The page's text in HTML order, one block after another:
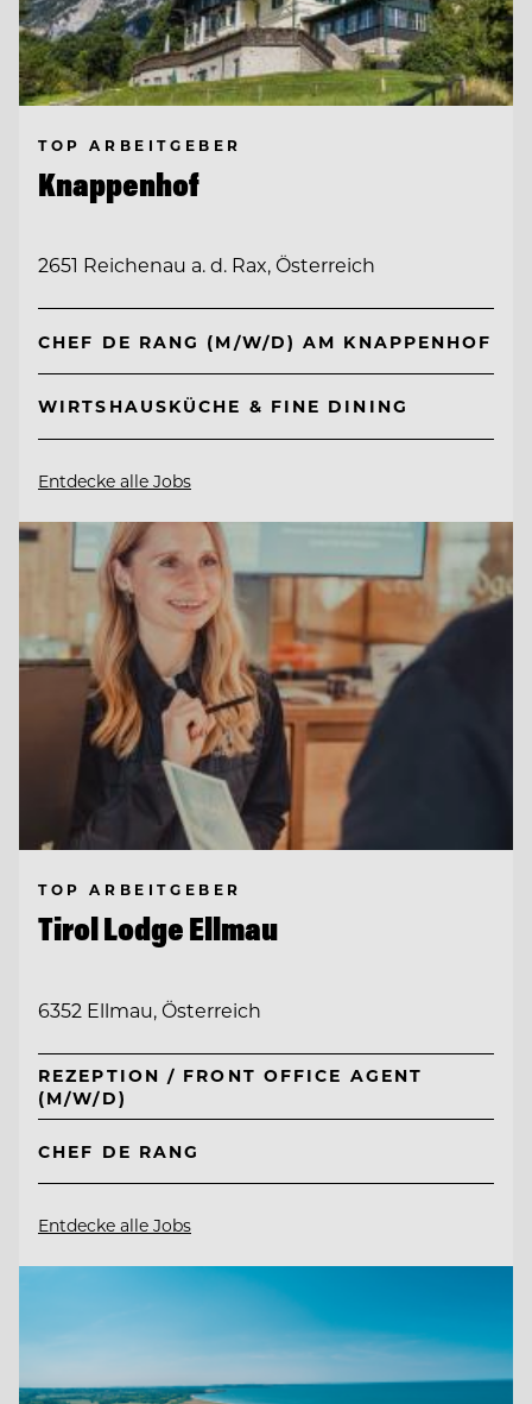
TOP ARBEITGEBER
Knappenhof
2651 Reichenau a. d. Rax, Österreich
CHEF DE RANG (M/W/D) AM KNAPPENHOF
WIRTSHAUSKÜCHE & FINE DINING
Entdecke alle Jobs
TOP ARBEITGEBER
Tirol Lodge Ellmau
6352 Ellmau, Österreich
REZEPTION / FRONT OFFICE AGENT
(M/W/D)
CHEF DE RANG
Entdecke alle Jobs